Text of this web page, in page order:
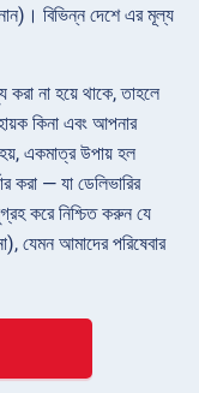
বিভিন্ন দেশে এর মূল্য
করা না হয়ে থাকে, তাহলে
কিনা এবং আপনার
একমাত্র উপায় হল
করা — যা ডেলিভারির
করে নিশ্চিত করুন যে
যেমন আমাদের পরিষেবার